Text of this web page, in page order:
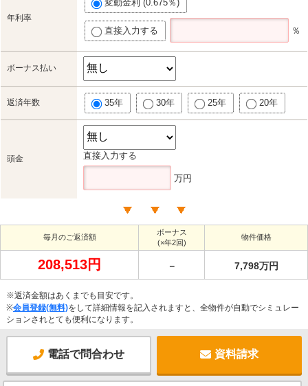
年利率
変動金利 (0.675％)
直接入力する ％
ボーナス払い
返済年数 35年 30年 25年 20年
頭金 直接入力する
万円
毎月のご返済額
ボーナス
(×年2回)
物件価格
208,513円 － 7,798万円
※返済金額はあくまでも目安です。
※会員登録(無料)をして詳細情報を記入されますと、全物件が自動でシミュレー
ションされとても便利になります。
電話で問合わせ 資料請求